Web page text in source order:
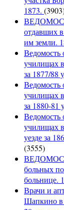
1873.
отдавших
им земли.
Ведомость
училищах
за 1877/88
Ведомость
училищах
за 1880-81
Ведомость
училищах
уезде за
(3555)
больных
больнице.
Врачи и
Шапкино в